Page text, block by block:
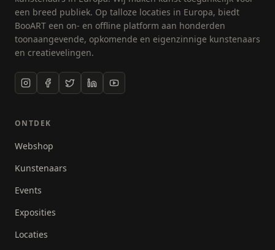
een breed publiek. Op talloze locaties in Europa, biedt
BooART een on- en offline platform aan honderden
toonaangevende, opkomende en eigenzinnige kunstenaars
en creatievelingen.
ONTDEK
Webshop
Kunstenaars
Events
Exposities
Locaties